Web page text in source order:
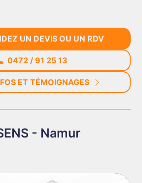
UN DEVIS OU UN RDV
0472 / 91 25 13
ET TÉMOIGNAGES
- Namur